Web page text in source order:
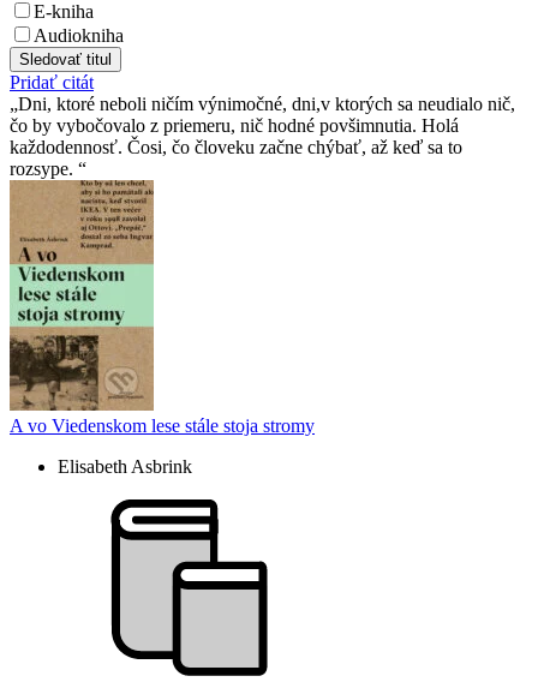
E-kniha
Audiokniha
Sledovať titul
Pridať citát
Dni, ktoré neboli ničím výnimočné, dni,v ktorých sa neudialo nič,
čo by vybočovalo z priemeru, nič hodné povšimnutia. Holá
každodennosť. Čosi, čo človeku začne chýbať, až keď sa to
rozsype.
A vo Viedenskom lese stále stoja stromy
Elisabeth Asbrink